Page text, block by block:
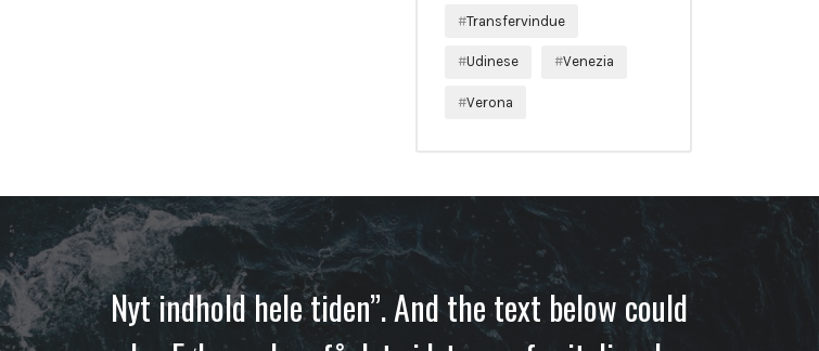
Transfervindue
Udinese Venezia
Verona
Nyt indhold hele tiden”. And the text below could